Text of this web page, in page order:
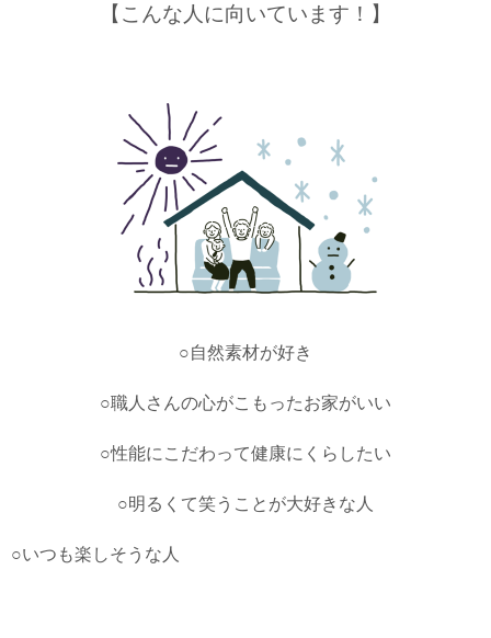
【こんな人に向いています！】
○自然素材が好き
○職人さんの心がこもったお家がいい
○性能にこだわって健康にくらしたい
○明るくて笑うことが大好きな人
○いつも楽しそうな人